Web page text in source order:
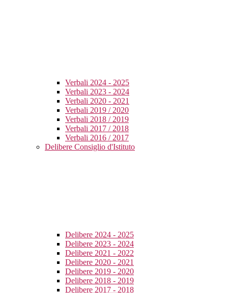
Verbali 2024 - 2025
Verbali 2023 - 2024
Verbali 2020 - 2021
Verbali 2019 / 2020
Verbali 2018 / 2019
Verbali 2017 / 2018
Verbali 2016 / 2017
Delibere Consiglio d'Istituto
Delibere 2024 - 2025
Delibere 2023 - 2024
Delibere 2021 - 2022
Delibere 2020 - 2021
Delibere 2019 - 2020
Delibere 2018 - 2019
Delibere 2017 - 2018